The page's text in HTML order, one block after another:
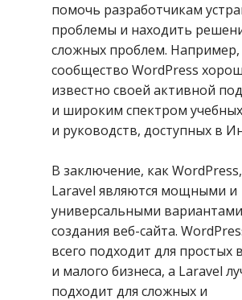
помочь разработчикам
проблемы и находить
сложных проблем. Например,
сообщество WordPress
известно своей активной
и широким спектром
и руководств, доступных в
В заключение, как
Laravel являются мощными и
универсальными
создания веб-сайта.
всего подходит для простых
и малого бизнеса, а Laravel
подходит для сложных и